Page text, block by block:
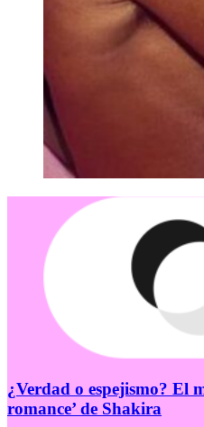
¿Verdad o espejismo? El
romance’ de Shakira